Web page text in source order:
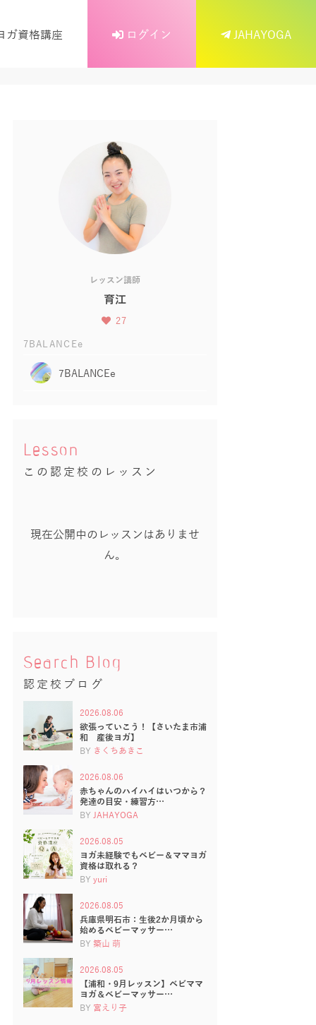
ガ資格講座 ログイン JAHAYOGA
レッスン講師
育江
27
7BALANCEe
7BALANCEe
Lesson
この認定校のレッスン
現在公開中のレッスンはありませ
ん。
Search Blog
認定校ブログ
2026.08.06
欲張っていこう！【さいたま市浦
和 産後ヨガ】
BY きくちあきこ
2026.08.06
赤ちゃんのハイハイはいつから？
発達の目安・練習方…
BY JAHAYOGA
2026.08.05
ヨガ未経験でもベビー＆ママヨガ
資格は取れる？
BY yuri
2026.08.05
兵庫県明石市：生後2か月頃から
始めるベビーマッサー…
BY 築山 萌
2026.08.05
【浦和・9月レッスン】ベビママ
ヨガ＆ベビーマッサー…
BY 宮えり子